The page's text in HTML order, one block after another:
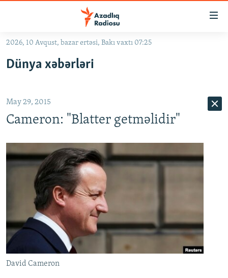
Əsas
qayıt
qayıt
Axtarışa
#İZAHLA
#ƏSLINDƏ
QANUNI DOĞRU
ARAŞDIRMA
MULTIMEDIA
VIDEO
FOTOQALEREYA
İNFOQRAFIKA
KARIKATURA
RADIO ARXIV
OXU ZALI
AZƏRBAYCAN ƏDƏBIYYATI KITABXANASI
İSLAM VƏ DEMOKRATIYA
HAQQIMIZDA
MISSIYAMIZ
PEŞƏ ETIKASI VƏ JURNALISTIKA STANDARTLARIMIZ
2026, 10 Avqust, bazar ertəsi, Bakı vaxtı 07:25
Dünya xəbərləri
May 29, 2015
Cameron: "Blatter getməlidir"
David Cameron